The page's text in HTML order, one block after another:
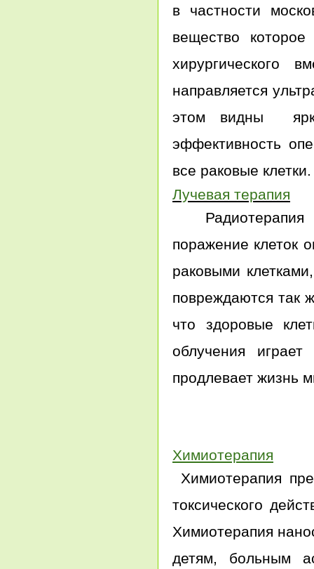
в частности
вещество
хирургического
направляется
этом видны
эффективность
все раковые клетки.
Лучевая терапия
Радиотерапия
поражение клеток
раковыми
повреждаются так
что здоровые
облучения
продлевает жизнь
Химиотерапия
Химиотерапия
токсического
Химиотерапия
детям, больным